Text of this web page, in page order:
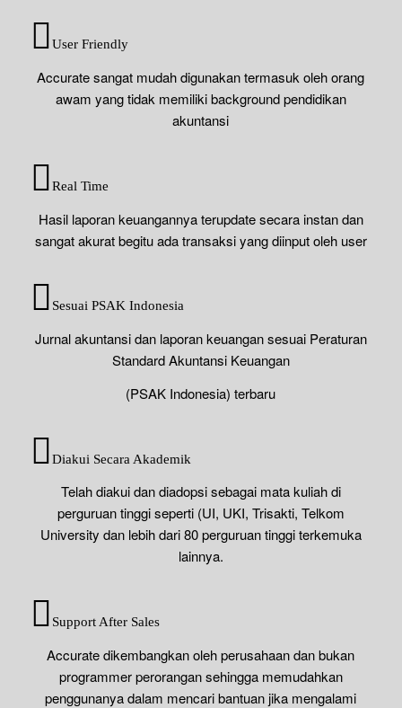
User Friendly
Accurate sangat mudah digunakan termasuk oleh orang
awam yang tidak memiliki background pendidikan
akuntansi
Real Time
Hasil laporan keuangannya terupdate secara instan dan
sangat akurat begitu ada transaksi yang diinput oleh user
Sesuai PSAK Indonesia
Jurnal akuntansi dan laporan keuangan sesuai Peraturan
Standard Akuntansi Keuangan
(PSAK Indonesia) terbaru
Diakui Secara Akademik
Telah diakui dan diadopsi sebagai mata kuliah di
perguruan tinggi seperti (UI, UKI, Trisakti, Telkom
University dan lebih dari 80 perguruan tinggi terkemuka
lainnya.
Support After Sales
Accurate dikembangkan oleh perusahaan dan bukan
programmer perorangan sehingga memudahkan
penggunanya dalam mencari bantuan jika mengalami